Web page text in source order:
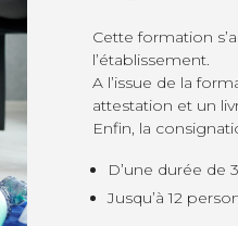
Cette formation
l’établissement.
A l’issue de la
attestation et un
Enfin, la
D’une durée de
Jusqu’à 12